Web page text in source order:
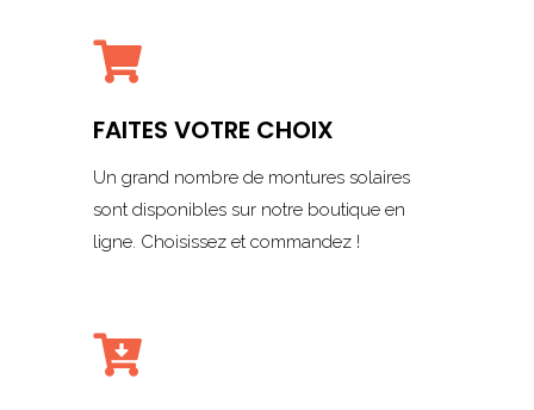

FAITES VOTRE CHOIX
Un grand nombre de montures solaires
sont disponibles sur notre boutique en
ligne. Choisissez et commandez !
